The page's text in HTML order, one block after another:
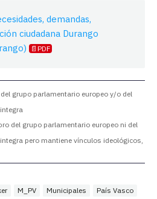
demandas,
ciudadana Durango
📄PDF
grupo parlamentario europeo y/o del
del grupo parlamentario europeo ni del
pero mantiene vínculos ideológicos,
M_PV Municipales
País Vasco